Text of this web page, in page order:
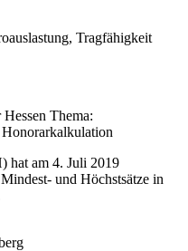
Tragfähigkeit
Thema:
hat am 4. Juli 2019
und Höchstsätze in